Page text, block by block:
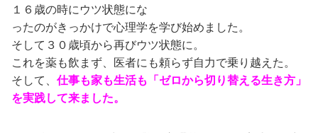
１６歳の時にウツ状態にな
ったのがきっかけで心理学を学び始めました。
そして３０歳頃から再びウツ状態に。
これを薬も飲まず、医者にも頼らず自力で乗り越えた。
そして、 仕事も家も生活も「ゼロから切り替える生き方」
を実践して来ました。